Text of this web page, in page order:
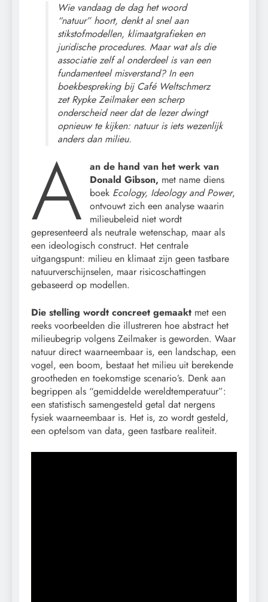
Wie vandaag de dag het woord
“natuur” hoort, denkt al snel aan
stikstofmodellen, klimaatgrafieken en
juridische procedures. Maar wat als die
associatie zelf al onderdeel is van een
fundamenteel misverstand? In een
boekbespreking bij Café Weltschmerz
zet Rypke Zeilmaker een scherp
onderscheid neer dat de lezer dwingt
opnieuw te kijken: natuur is iets wezenlijk
anders dan milieu.
A
an de hand van het werk van
Donald Gibson, met name diens
boek Ecology, Ideology and Power,
ontvouwt zich een analyse waarin
milieubeleid niet wordt
gepresenteerd als neutrale wetenschap, maar als
een ideologisch construct. Het centrale
uitgangspunt: milieu en klimaat zijn geen tastbare
natuurverschijnselen, maar risicoschattingen
gebaseerd op modellen.
Die stelling wordt concreet gemaakt met een
reeks voorbeelden die illustreren hoe abstract het
milieubegrip volgens Zeilmaker is geworden. Waar
natuur direct waarneembaar is, een landschap, een
vogel, een boom, bestaat het milieu uit berekende
grootheden en toekomstige scenario’s. Denk aan
begrippen als “gemiddelde wereldtemperatuur”:
een statistisch samengesteld getal dat nergens
fysiek waarneembaar is. Het is, zo wordt gesteld,
een optelsom van data, geen tastbare realiteit.